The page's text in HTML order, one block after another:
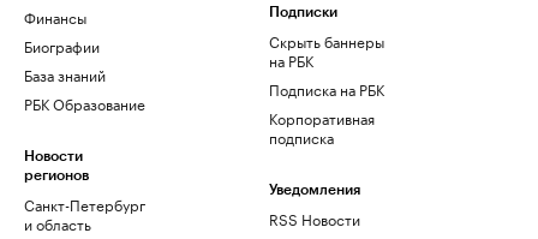
Финансы
Биографии
База знаний
РБК Образование
Новости
регионов
Санкт-Петербург
и область
Подписки
Скрыть баннеры
на РБК
Подписка на РБК
Корпоративная
подписка
Уведомления
RSS Новости